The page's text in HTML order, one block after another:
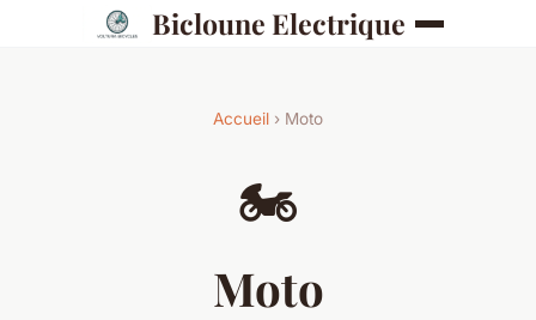
Bicloune Electrique
Accueil › Moto
🏍️
Moto